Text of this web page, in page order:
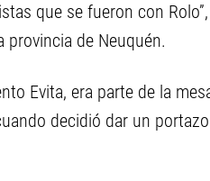
que se fueron con
de Neuquén.
Evita, era parte de la
decidió dar un